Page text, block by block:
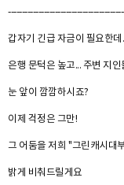
갑자기 긴급 자금이 필요한데
은행 문턱은 높고... 주변 지인
눈 앞이 깜깜하시죠?
이제 걱정은 그만!
그 어둠을 저희 ''그린캐시대
밝게 비춰드릴게요